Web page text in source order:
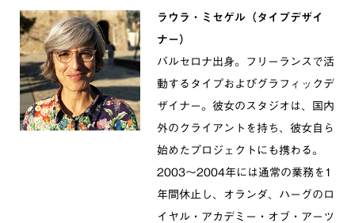
ラウラ・ミセゲル（タイプデザイ
ナー）
バルセロナ出身。フリーランスで活
動するタイプおよびグラフィックデ
ザイナー。彼女のスタジオは、国内
外のクライアントを持ち、彼女自ら
始めたプロジェクトにも携わる。
2003〜2004年には通常の業務を1
年間休止し、オランダ、ハーグのロ
イヤル・アカデミー・オブ・アーツ